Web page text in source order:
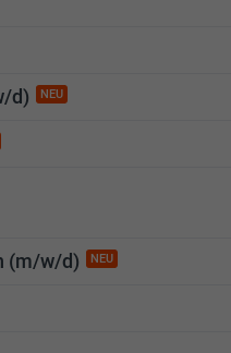
d) NEU
(m/w/d) NEU